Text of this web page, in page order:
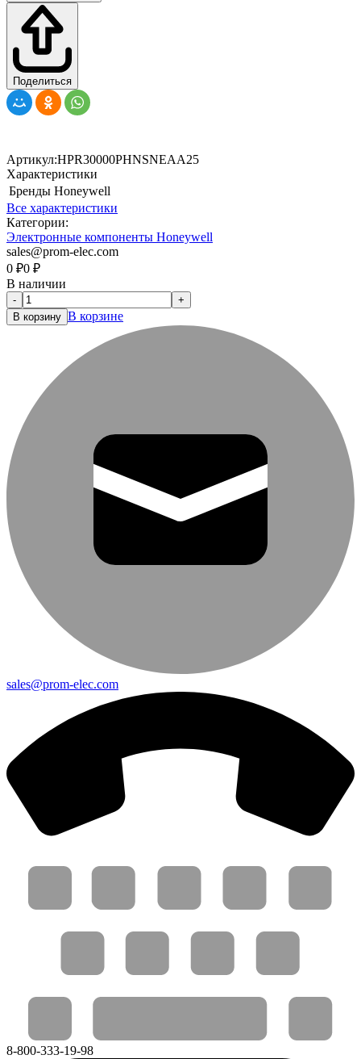
Поделиться
Артикул:HPR30000PHNSNEAA25
Характеристики
Бренды Honeywell
Все характеристики
Категории:
Электронные компоненты Honeywell
sales@prom-elec.com
0 ₽0 ₽
В наличии
-
+
В корзину В корзине
sales@prom-elec.com
8-800-333-19-98